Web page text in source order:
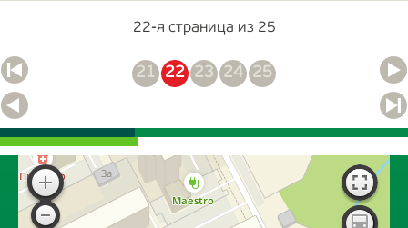
22-я страница из 25
21 22 23 24 25